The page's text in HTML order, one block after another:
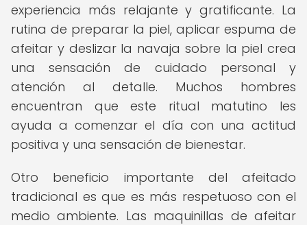
experiencia más relajante y gratificante. La
rutina de preparar la piel, aplicar espuma de
afeitar y deslizar la navaja sobre la piel crea
una sensación de cuidado personal y
atención al detalle. Muchos hombres
encuentran que este ritual matutino les
ayuda a comenzar el día con una actitud
positiva y una sensación de bienestar.
Otro beneficio importante del afeitado
tradicional es que es más respetuoso con el
medio ambiente. Las maquinillas de afeitar